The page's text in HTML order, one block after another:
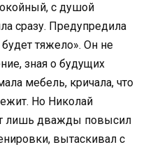
с душой
сразу. Предупредила
тяжело». Он не
зная о будущих
мебель, кричала, что
Но Николай
лишь дважды повысил
вытаскивал с